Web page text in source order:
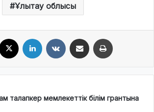
Ұлытау облысы
талапкер мемлекеттік білім грантына